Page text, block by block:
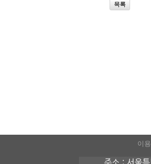
목록
이